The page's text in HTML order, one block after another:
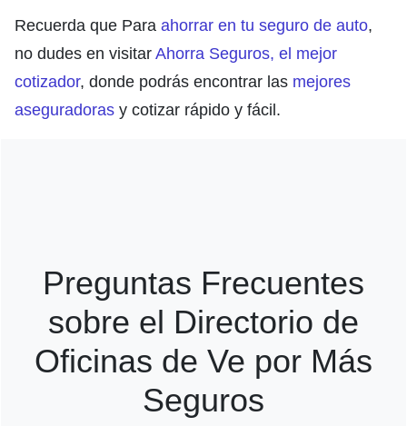
Recuerda que Para ahorrar en tu seguro de auto,
no dudes en visitar Ahorra Seguros, el mejor
cotizador, donde podrás encontrar las mejores
aseguradoras y cotizar rápido y fácil.
Preguntas Frecuentes
sobre el Directorio de
Oficinas de Ve por Más
Seguros